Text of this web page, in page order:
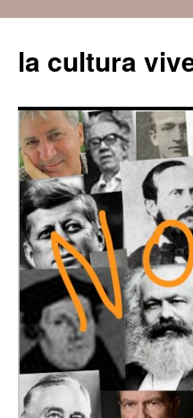
contenuto
la cultura